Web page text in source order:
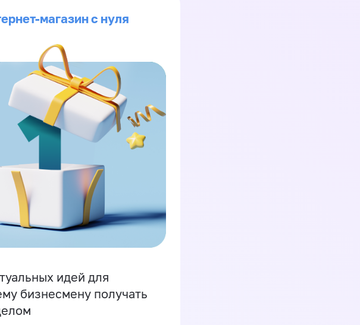
магазин с нуля
идей для
бизнесмену получать